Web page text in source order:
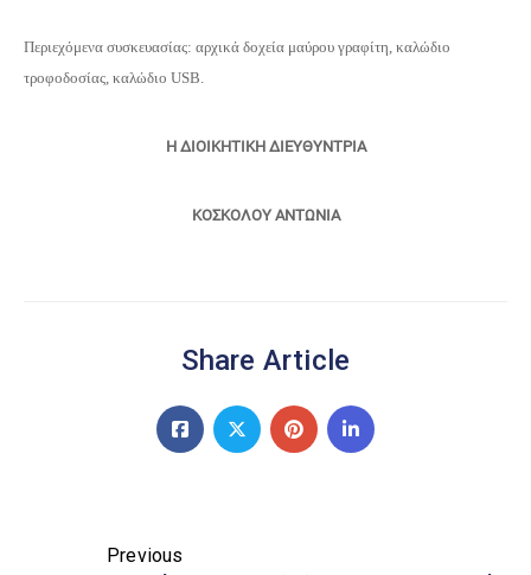
Περιεχόμενα συσκευασίας: αρχικά δοχεία μαύρου γραφίτη, καλώδιο
τροφοδοσίας, καλώδιο USB.
Η ΔΙΟΙΚΗΤΙΚΗ ΔΙΕΥΘΥΝΤΡΙΑ
ΚΟΣΚΟΛΟΥ ΑΝΤΩΝΙΑ
Share Article
Previous